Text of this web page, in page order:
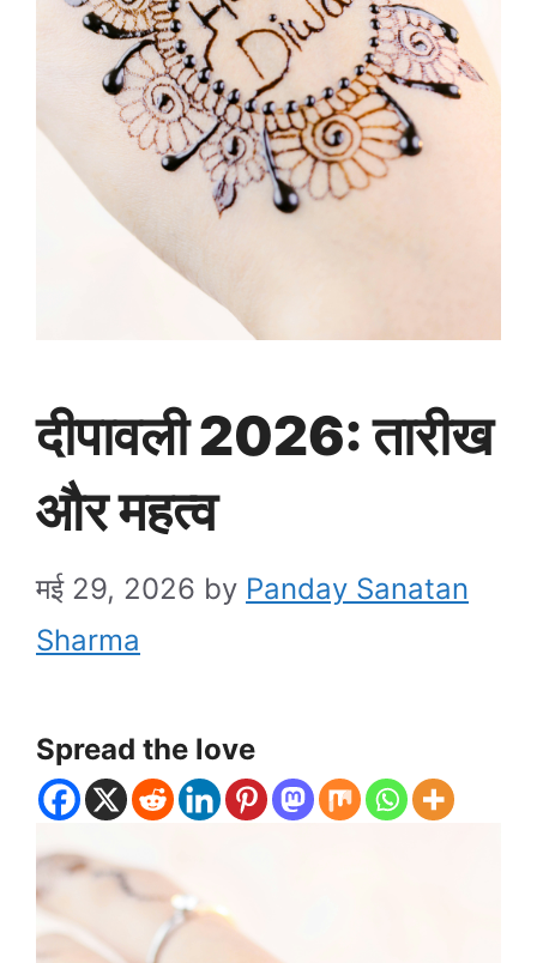
दीपावली 2026: तारीख
और महत्व
मई 29, 2026 by Panday Sanatan
Sharma
Spread the love